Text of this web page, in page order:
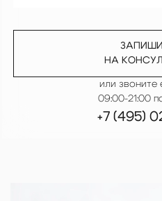
НА
или звоните
09:00-21:00
+7 (495)